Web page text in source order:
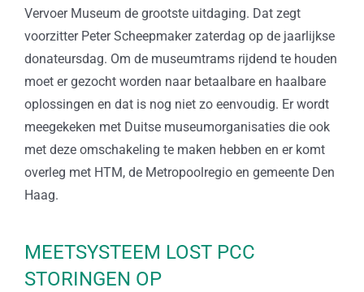
Vervoer Museum de grootste uitdaging. Dat zegt
voorzitter Peter Scheepmaker zaterdag op de jaarlijkse
donateursdag. Om de museumtrams rijdend te houden
moet er gezocht worden naar betaalbare en haalbare
oplossingen en dat is nog niet zo eenvoudig. Er wordt
meegekeken met Duitse museumorganisaties die ook
met deze omschakeling te maken hebben en er komt
overleg met HTM, de Metropoolregio en gemeente Den
Haag.
MEETSYSTEEM LOST PCC
STORINGEN OP